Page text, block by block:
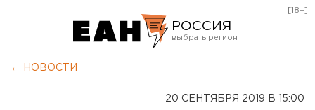
РОССИЯ
[18+]
← НОВОСТИ
20 СЕНТЯБРЯ 2019 В 15:00